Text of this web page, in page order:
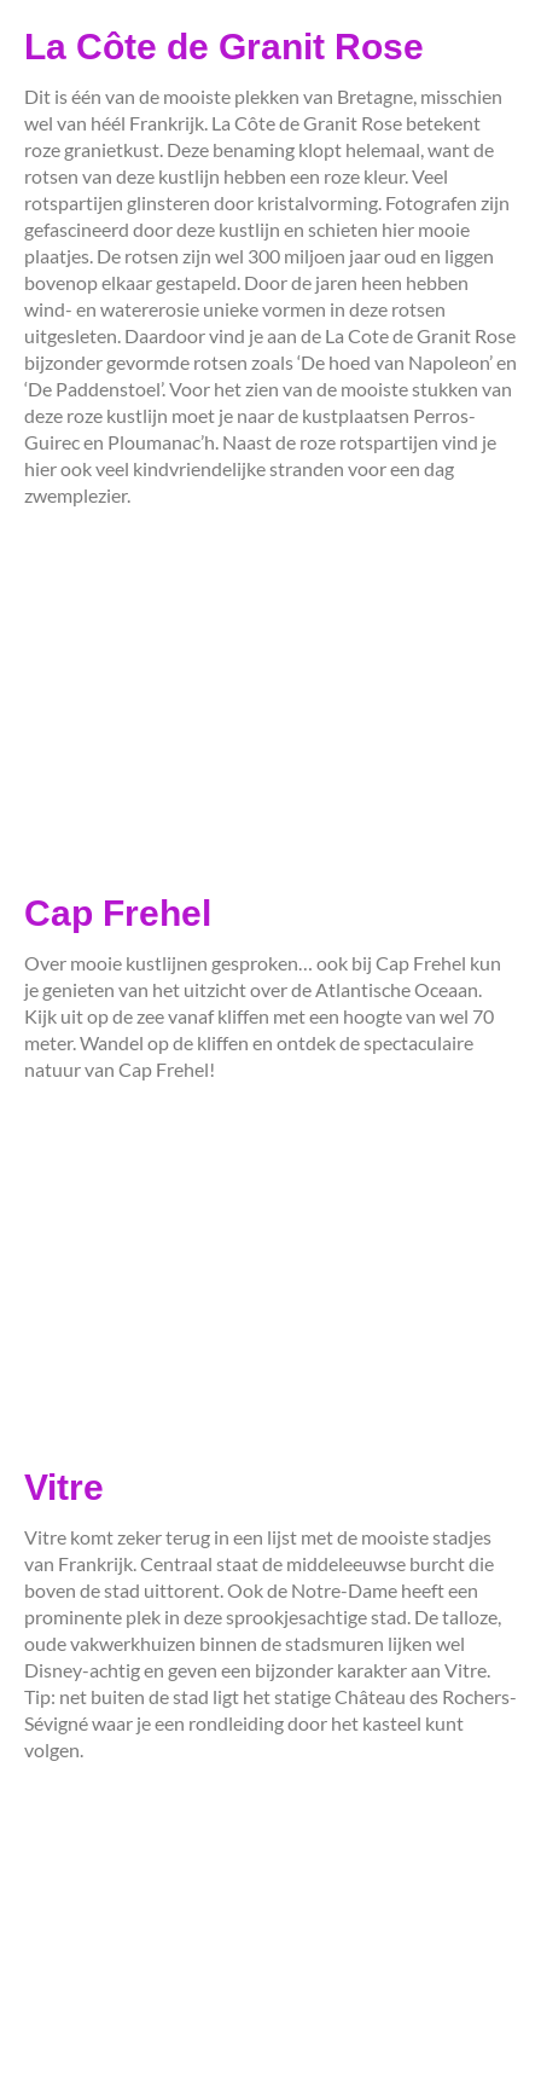
La Côte de Granit Rose
Dit is één van de mooiste plekken van Bretagne, misschien
wel van héél Frankrijk. La Côte de Granit Rose betekent
roze granietkust. Deze benaming klopt helemaal, want de
rotsen van deze kustlijn hebben een roze kleur. Veel
rotspartijen glinsteren door kristalvorming. Fotografen zijn
gefascineerd door deze kustlijn en schieten hier mooie
plaatjes. De rotsen zijn wel 300 miljoen jaar oud en liggen
bovenop elkaar gestapeld. Door de jaren heen hebben
wind- en watererosie unieke vormen in deze rotsen
uitgesleten. Daardoor vind je aan de La Cote de Granit Rose
bijzonder gevormde rotsen zoals ‘De hoed van Napoleon’ en
‘De Paddenstoel’. Voor het zien van de mooiste stukken van
deze roze kustlijn moet je naar de kustplaatsen Perros-
Guirec en Ploumanac’h. Naast de roze rotspartijen vind je
hier ook veel kindvriendelijke stranden voor een dag
zwemplezier.
Cap Frehel
Over mooie kustlijnen gesproken… ook bij Cap Frehel kun
je genieten van het uitzicht over de Atlantische Oceaan.
Kijk uit op de zee vanaf kliffen met een hoogte van wel 70
meter. Wandel op de kliffen en ontdek de spectaculaire
natuur van Cap Frehel!
Vitre
Vitre komt zeker terug in een lijst met de mooiste stadjes
van Frankrijk. Centraal staat de middeleeuwse burcht die
boven de stad uittorent. Ook de Notre-Dame heeft een
prominente plek in deze sprookjesachtige stad. De talloze,
oude vakwerkhuizen binnen de stadsmuren lijken wel
Disney-achtig en geven een bijzonder karakter aan Vitre.
Tip: net buiten de stad ligt het statige Château des Rochers-
Sévigné waar je een rondleiding door het kasteel kunt
volgen.